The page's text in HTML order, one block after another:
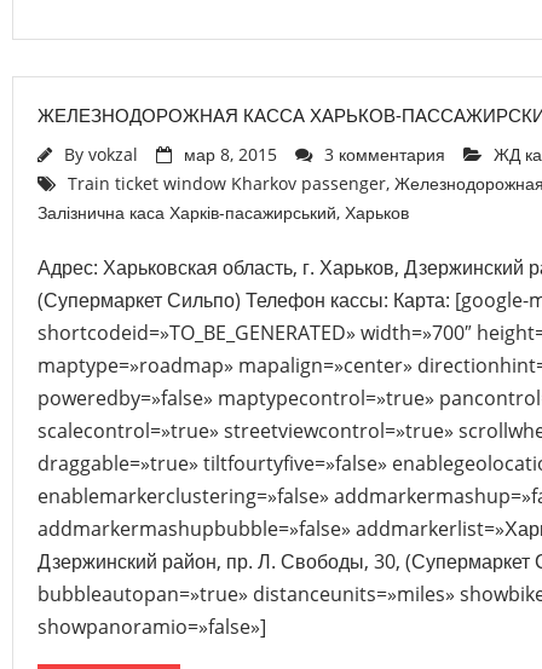
ЖЕЛЕЗНОДОРОЖНАЯ КАССА ХАРЬКОВ-
By vokzal мар 8, 2015 3 комментария
ЖД
Train ticket window Kharkov passenger,
Залізнична каса Харків-пасажирський, Харьков
Адрес: Харьковская область, г. Харьков,
(Супермаркет Сильпо) Телефон кассы: Карта: [google-
shortcodeid=»TO_BE_GENERATED» width=»700″
maptype=»roadmap» mapalign=»center»
poweredby=»false» maptypecontrol=»true»
scalecontrol=»true» streetviewcontrol=»true»
draggable=»true» tiltfourtyfive=»false»
enablemarkerclustering=»false»
addmarkermashupbubble=»false»
Дзержинский район, пр. Л. Свободы, 30,
bubbleautopan=»true» distanceunits=»miles»
showpanoramio=»false»]